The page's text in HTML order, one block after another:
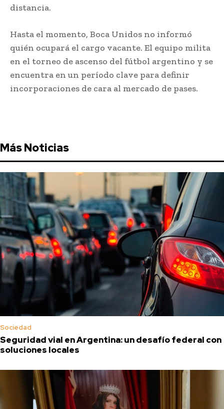
distancia.
Hasta el momento, Boca Unidos no informó
quién ocupará el cargo vacante. El equipo milita
en el torneo de ascenso del fútbol argentino y se
encuentra en un período clave para definir
incorporaciones de cara al mercado de pases.
Más Noticias
Sociedad
Seguridad vial en Argentina: un desafío federal con
soluciones locales